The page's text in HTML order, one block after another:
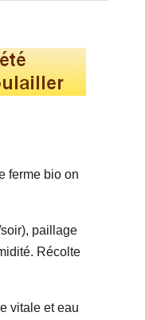
ferme bio on
paillage
Récolte
vitale et eau